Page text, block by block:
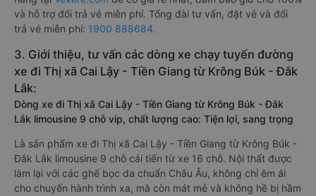
và hỗ trợ đổi trả vé miễn phí. Tổng đài tư vấn, đặt vé và đổi
trả vé miễn phí: 1900 888684.
3. Giới thiệu, tư vấn các dòng xe chạy tuyến đường
xe đi Thị xã Cai Lậy - Tiền Giang từ Krông Búk - Đắk
Lắk:
Dòng xe đi Thị xã Cai Lậy - Tiền Giang từ Krông Búk - Đắk
Lắk limousine 9 chỗ vip, chất lượng cao: Tiện lợi, sang trọng
Là sản phẩm xe đi Thị xã Cai Lậy - Tiền Giang từ Krông Búk -
Đắk Lắk limousine 9 chỗ cải tiến từ xe 16 chỗ. Nội thất được
làm lại với các ghế bọc da chuẩn Châu Âu, không chỉ êm ái
cho chuyến hành trình xa, mà còn mát mẻ và không hề bị hầm